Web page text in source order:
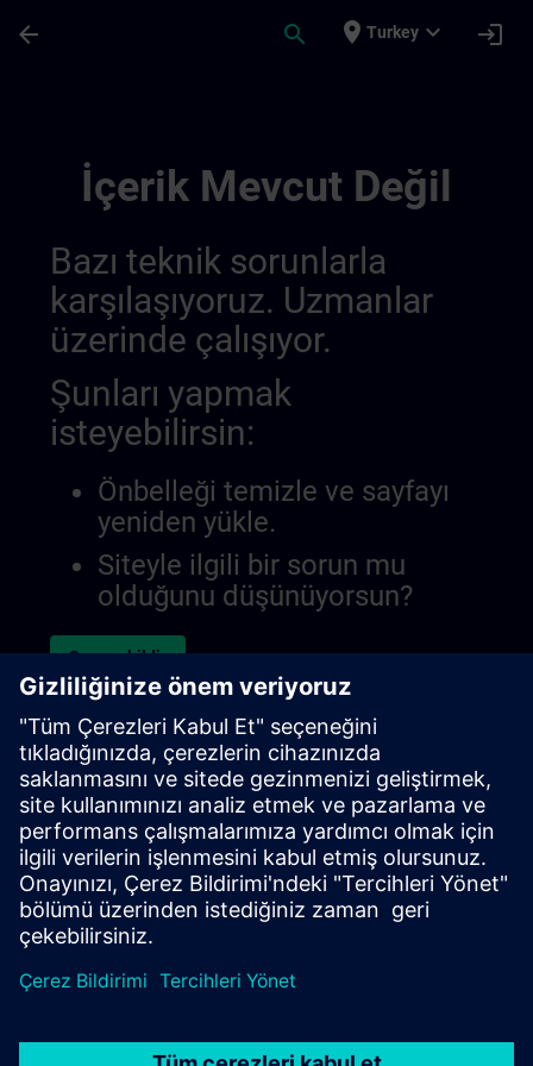
arrow_back search place Turkey expand_more login
İçerik Mevcut Değil
Bazı teknik sorunlarla
karşılaşıyoruz. Uzmanlar
üzerinde çalışıyor.
Şunları yapmak
isteyebilirsin:
Önbelleği temizle ve sayfayı
yeniden yükle.
Siteyle ilgili bir sorun mu
olduğunu düşünüyorsun?
Sorunu bildir